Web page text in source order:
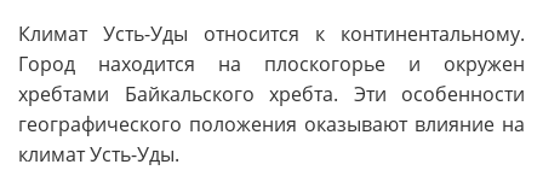
Климат Усть-Уды относится к континентальному.
Город находится на плоскогорье и окружен
хребтами Байкальского хребта. Эти особенности
географического положения оказывают влияние на
климат Усть-Уды.